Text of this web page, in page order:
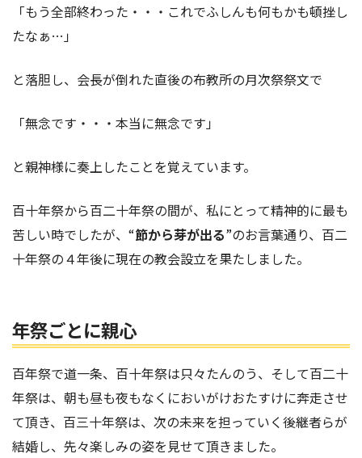
「もう全部終わった・・・これでふしんも何もかも頓挫し
たなぁ…」
と落胆し、会長が倒れた直後の布教所の月次祭祭文で
「無念です・・・本当に無念です」
と親神様に奏上したことを覚えています。
百十年祭から百二十年祭の間が、私にとって精神的に最も
苦しい時でしたが、“節から芽が出る”のお言葉通り、百二
十年祭の４年後に現在の教会設立を果たしました。
年祭ごとに親心
百年祭で道一条、百十年祭は只々たんのう、そして百二十
年祭は、朝も昼も夜もなくにおいがけおたすけに奔走させ
て頂き、百三十年祭は、次の未来を担っていく後継者らが
結婚し、先々楽しみの姿を見せて頂きました。